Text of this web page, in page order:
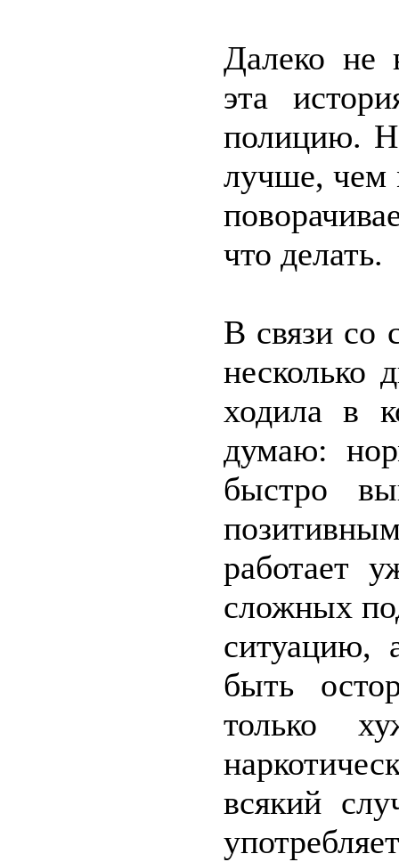
Далеко не
эта
полицию.
лучше, чем
что делать.
В связи со
несколько
ходила в
думаю:
быстро
работает
сложных
ситуацию,
быть
только
всякий